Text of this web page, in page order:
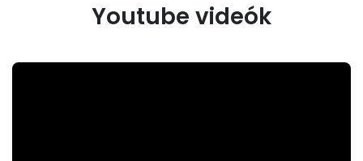
Youtube videók